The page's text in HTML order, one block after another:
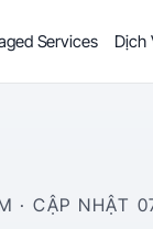
Services Dịch
· CẬP NHẬT